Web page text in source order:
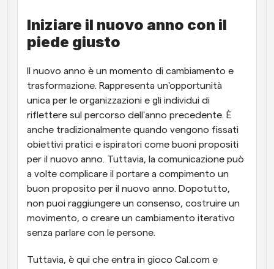
Programmazione potenziata con chiamate
supportate dall'IA
Flussi di lavoro
Automatizzare la pianificazione e i promemoria
Rimani aggiornato con le ultime notizie e aggiornamenti
Riunioni Instantanee
Incontrare i clienti in pochi minuti
Link di Gruppo Dinamico
Prenota senza sforzo riunioni con più persone
Webhook
Ricevi una notifica quando succede qualcosa
Iniziare il nuovo anno con il
piede giusto
Il nuovo anno è un momento di cambiamento e
trasformazione. Rappresenta un'opportunità
unica per le organizzazioni e gli individui di
riflettere sul percorso dell'anno precedente. È
anche tradizionalmente quando vengono fissati
obiettivi pratici e ispiratori come buoni propositi
per il nuovo anno. Tuttavia, la comunicazione può
a volte complicare il portare a compimento un
buon proposito per il nuovo anno. Dopotutto,
non puoi raggiungere un consenso, costruire un
movimento, o creare un cambiamento iterativo
senza parlare con le persone.
Tuttavia, è qui che entra in gioco Cal.com e